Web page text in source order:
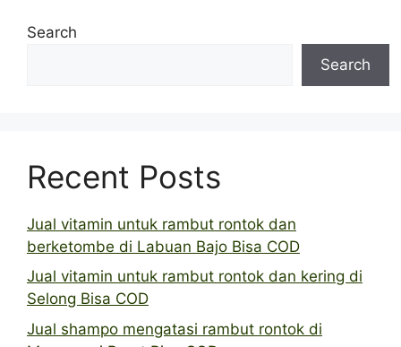
Search
Search
Recent Posts
Jual vitamin untuk rambut rontok dan
berketombe di Labuan Bajo Bisa COD
Jual vitamin untuk rambut rontok dan kering di
Selong Bisa COD
Jual shampo mengatasi rambut rontok di